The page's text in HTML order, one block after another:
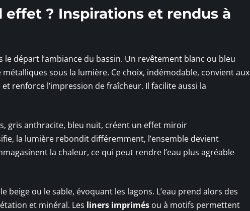
? Inspirations et rendus à
le départ l’ambiance du bassin. Un revêtement blanc ou bleu
sous la lumière. Ce choix, indémodable, convient aux
renforce l’impression de fraîcheur. Il facilite aussi la
gris anthracite, bleu nuit, créent un effet miroir
la lumière rebondit différemment, l’ensemble devient
la chaleur, ce qui peut rendre l’eau plus agréable
beige ou le sable, évoquant les lagons. L’eau prend alors des
et minéral. Les liners imprimés ou à motifs permettent